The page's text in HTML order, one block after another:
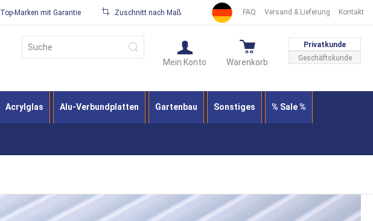
FAQ Versand & Lieferung Kontakt
Top-Marken mit Garantie Zuschnitt nach Maß
Privatkunde
Geschäftskunde
Warenkorb
Mein Konto
Suche
Acrylglas Alu-Verbundplatten Gartenbau Sonstiges % Sale %